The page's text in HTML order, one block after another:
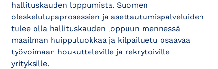
hallituskauden loppumista. Suomen
oleskelulupaprosessien ja asettautumispalveluiden
tulee olla hallituskauden loppuun mennessä
maailman huippuluokkaa ja kilpailuetu osaavaa
työvoimaan houkutteleville ja rekrytoiville
yrityksille.